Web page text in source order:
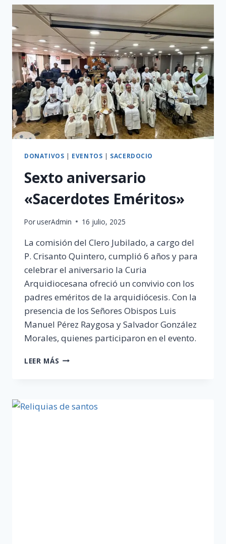
DEL
BUEN
DESPACHO»
DONATIVOS | EVENTOS | SACERDOCIO
Sexto aniversario
«Sacerdotes Eméritos»
PoruserAdmin 16 julio, 2025
La comisión del Clero Jubilado, a cargo del
P. Crisanto Quintero, cumplió 6 años y para
celebrar el aniversario la Curia
Arquidiocesana ofreció un convivio con los
padres eméritos de la arquidiócesis. Con la
presencia de los Señores Obispos Luis
Manuel Pérez Raygosa y Salvador González
Morales, quienes participaron en el evento.
LEER MÁS SEXTO